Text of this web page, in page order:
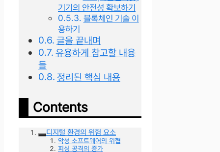
기기의 안전성 확보하기
블록체인 기술 이
용하기
글을 끝내며
유용하게 참고할 내용
들
정리된 핵심 내용
Contents
디지털 환경의 위험 요소
악성 소프트웨어의 위협
피싱 공격의 증가